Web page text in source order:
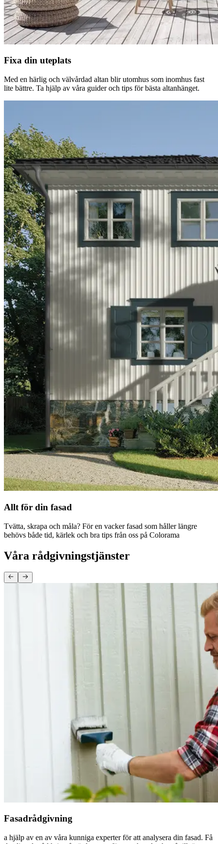
Fixa din uteplats
Med en härlig och välvårdad altan blir utomhus som inomhus fast
lite bättre. Ta hjälp av våra guider och tips för bästa altanhänget.
Allt för din fasad
Tvätta, skrapa och måla? För en vacker fasad som håller längre
behövs både tid, kärlek och bra tips från oss på Colorama
Våra rådgivningstjänster
Fasadrådgivning
a hjälp av en av våra kunniga experter för att analysera din fasad. Få